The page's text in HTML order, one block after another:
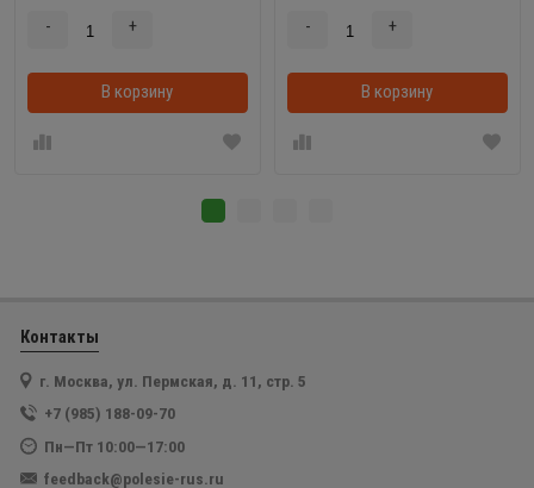
- +
В корзину В корзинке
- +
В корзину
Контакты
г. Москва, ул. Пермская, д. 11, стр. 5
+7 (985) 188-09-70
Пн—Пт 10:00—17:00
feedback@polesie-rus.ru